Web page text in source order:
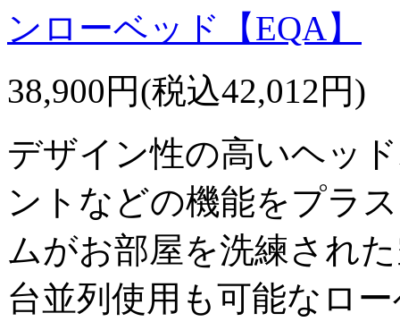
ンローベッド【EQA】
38,900円(税込42,012円)
デザイン性の高いヘッ
ントなどの機能をプラ
ムがお部屋を洗練され
台並列使用も可能なロ